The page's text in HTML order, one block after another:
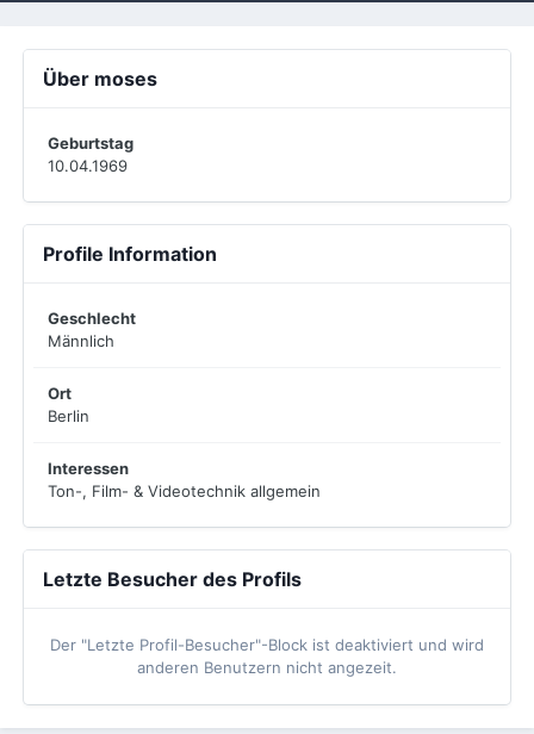
Über moses
Geburtstag
10.04.1969
Profile Information
Geschlecht
Männlich
Ort
Berlin
Interessen
Ton-, Film- & Videotechnik allgemein
Letzte Besucher des Profils
Der "Letzte Profil-Besucher"-Block ist deaktiviert und wird
anderen Benutzern nicht angezeit.